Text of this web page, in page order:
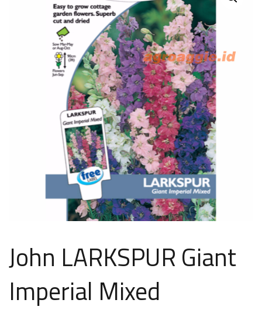
John LARKSPUR Giant
Imperial Mixed